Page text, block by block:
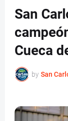
San
Cueca
by San